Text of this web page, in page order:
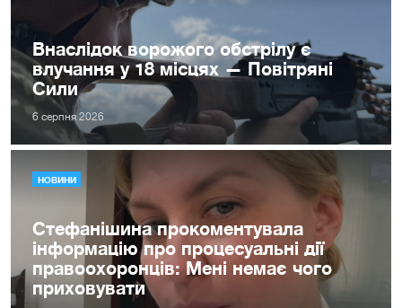
Внаслідок ворожого обстрілу є
влучання у 18 місцях — Повітряні
Сили
6 серпня 2026
НОВИНИ
Стефанішина прокоментувала
інформацію про процесуальні дії
правоохоронців: Мені немає чого
приховувати